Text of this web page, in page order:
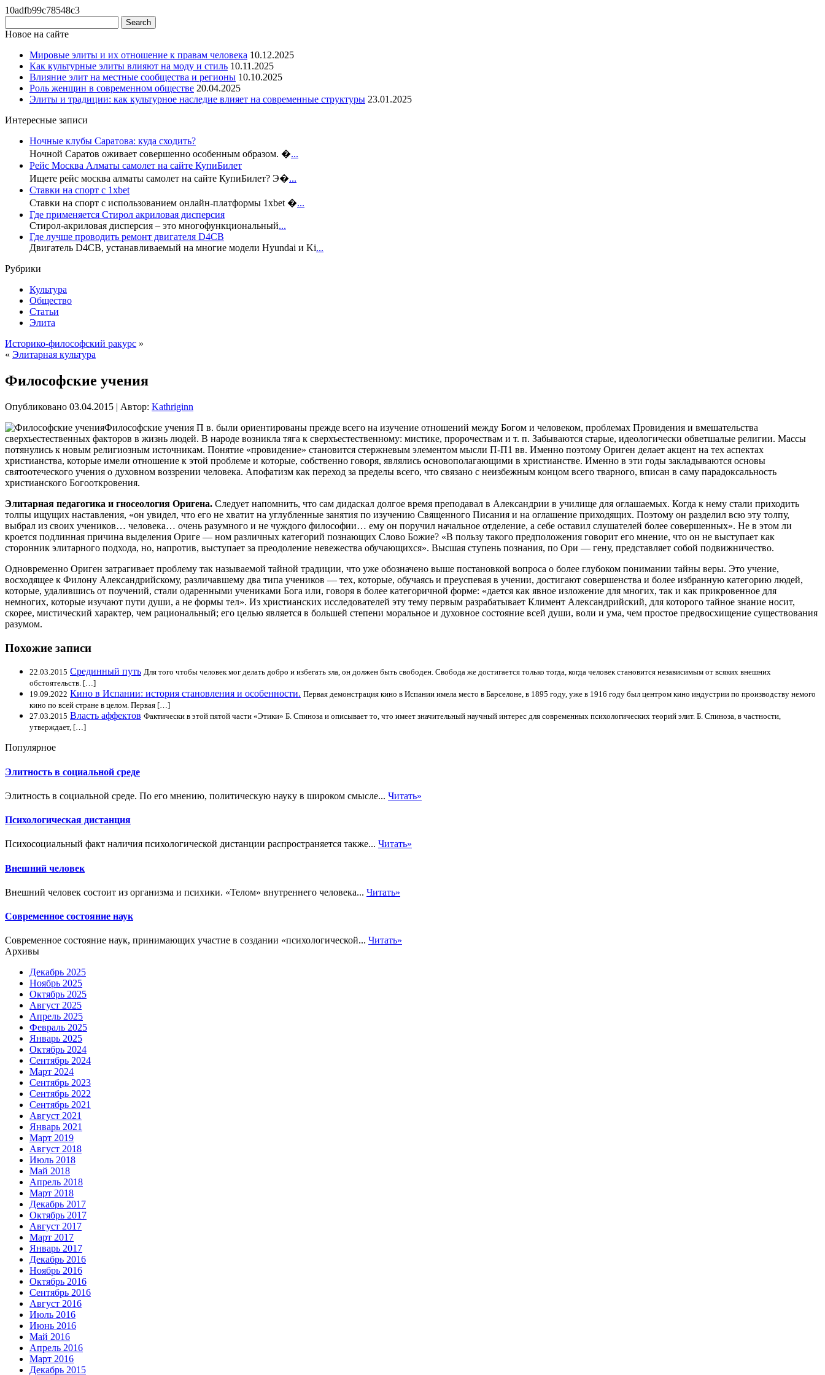
10adfb99c78548c3
Новое на сайте
Мировые элиты и их отношение к правам человека 10.12.2025
Как культурные элиты влияют на моду и стиль 10.11.2025
Влияние элит на местные сообщества и регионы 10.10.2025
Роль женщин в современном обществе 20.04.2025
Элиты и традиции: как культурное наследие влияет на современные структуры 23.01.2025
Интересные записи
Ночные клубы Саратова: куда сходить?
Ночной Саратов оживает совершенно особенным образом. �...
Рейс Москва Алматы самолет на сайте КупиБилет
Ищете рейс москва алматы самолет на сайте КупиБилет? Э�...
Ставки на спорт с 1xbet
Ставки на спорт с использованием онлайн-платформы 1xbet �...
Где применяется Стирол акриловая дисперсия
Стирол-акриловая дисперсия – это многофункциональный...
Где лучше проводить ремонт двигателя D4CB
Двигатель D4CB, устанавливаемый на многие модели Hyundai и Ki...
Рубрики
Культура
Общество
Статьи
Элита
Историко-философский ракурс »
« Элитарная культура
Философские учения
Опубликовано 03.04.2015 | Автор: Kathriginn
Философские учения П в. были ориентированы прежде всего на изучение отношений между Богом и человеком, проблемах Провидения и вмешательства
сверхъестественных факторов в жизнь людей. В народе возникла тяга к сверхъестественному: мистике, пророчествам и т. п. Забываются старые, идеологически обветшалые религии. Массы
потянулись к новым религиозным источникам. Понятие «провидение» становится стержневым элементом мысли П-П1 вв. Именно поэтому Ориген делает акцент на тех аспектах
христианства, которые имели отношение к этой проблеме и которые, собственно говоря, являлись основополагающими в христианстве. Именно в эти годы закладываются основы
святоотеческого учения о духовном воззрении человека. Апофатизм как переход за пределы всего, что связано с неизбежным концом всего тварного, вписан в саму парадоксальность
христианского Богооткровения.
Элитарная педагогика и гносеология Оригена. Следует напомнить, что сам дидаскал долгое время преподавал в Александрии в училище для оглашаемых. Когда к нему стали приходить
толпы ищущих наставления, «он увидел, что его не хватит на углубленные занятия по изучению Священного Писания и на оглашение приходящих. Поэтому он разделил всю эту толпу,
выбрал из своих учеников… человека… очень разумного и не чуждого философии… ему он поручил начальное отделение, а себе оставил слушателей более совершенных». Не в этом ли
кроется подлинная причина выделения Ориге — ном различных категорий познающих Слово Божие? «В пользу такого предположения говорит его мнение, что он не выступает как
сторонник элитарного подхода, но, напротив, выступает за преодоление невежества обучающихся». Высшая ступень познания, по Ори — гену, представляет собой подвижничество.
Одновременно Ориген затрагивает проблему так называемой тайной традиции, что уже обозначено выше постановкой вопроса о более глубоком понимании тайны веры. Это учение,
восходящее к Филону Александрийскому, различавшему два типа учеников — тех, которые, обучаясь и преуспевая в учении, достигают совершенства и более избранную категорию людей,
которые, удалившись от поучений, стали одаренными учениками Бога или, говоря в более категоричной форме: «дается как явное изложение для многих, так и как прикровенное для
немногих, которые изучают пути души, а не формы тел». Из христианских исследователей эту тему первым разрабатывает Климент Александрийский, для которого тайное знание носит,
скорее, мистический характер, чем рациональный; его целью является в большей степени моральное и духовное состояние всей души, воли и ума, чем простое предвосхищение существования
разумом.
Похожие записи
22.03.2015 Срединный путь Для того чтобы человек мог делать добро и избегать зла, он должен быть свободен. Свобода же достигается только тогда, когда человек становится независимым от всяких внешних
обстоятельств. […]
19.09.2022 Кино в Испании: история становления и особенности. Первая демонстрация кино в Испании имела место в Барселоне, в 1895 году, уже в 1916 году был центром кино индустрии по производству немого
кино по всей стране в целом. Первая […]
27.03.2015 Власть аффектов Фактически в этой пятой части «Этики» Б. Спиноза и описывает то, что имеет значительный научный интерес для современных психологических теорий элит. Б. Спиноза, в частности,
утверждает, […]
Популярное
Элитность в социальной среде
Элитность в социальной среде. По его мнению, политическую науку в широком смысле... Читать»
Психологическая дистанция
Психосоциальный факт наличия психологической дистанции распространяется также... Читать»
Внешний человек
Внешний человек состоит из организма и психики. «Телом» внутреннего человека... Читать»
Современное состояние наук
Современное состояние наук, принимающих участие в создании «психологической... Читать»
Архивы
Декабрь 2025
Ноябрь 2025
Октябрь 2025
Август 2025
Апрель 2025
Февраль 2025
Январь 2025
Октябрь 2024
Сентябрь 2024
Март 2024
Сентябрь 2023
Сентябрь 2022
Сентябрь 2021
Август 2021
Январь 2021
Март 2019
Август 2018
Июль 2018
Май 2018
Апрель 2018
Март 2018
Декабрь 2017
Октябрь 2017
Август 2017
Март 2017
Январь 2017
Декабрь 2016
Ноябрь 2016
Октябрь 2016
Сентябрь 2016
Август 2016
Июль 2016
Июнь 2016
Май 2016
Апрель 2016
Март 2016
Декабрь 2015